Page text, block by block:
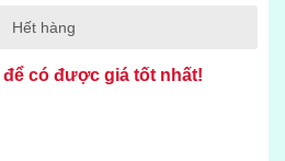
Hết hàng
để có được giá tốt nhất!